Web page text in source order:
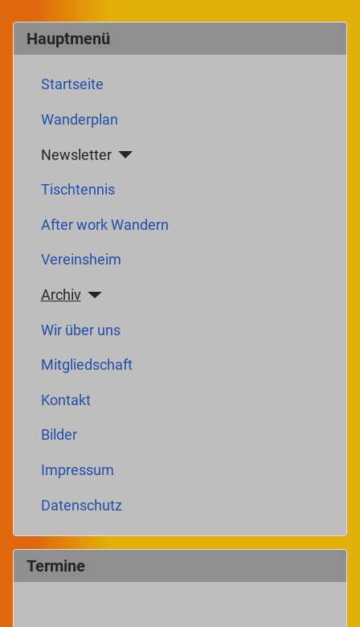
Hauptmenü
Startseite
Wanderplan
Newsletter
Tischtennis
After work Wandern
Vereinsheim
Archiv
Wir über uns
Mitgliedschaft
Kontakt
Bilder
Impressum
Datenschutz
Termine